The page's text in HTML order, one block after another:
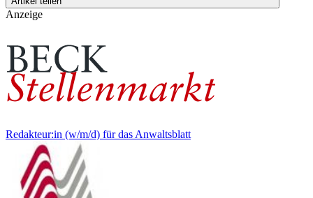
Anzeige
Redakteur:in (w/m/d) für das Anwaltsblatt